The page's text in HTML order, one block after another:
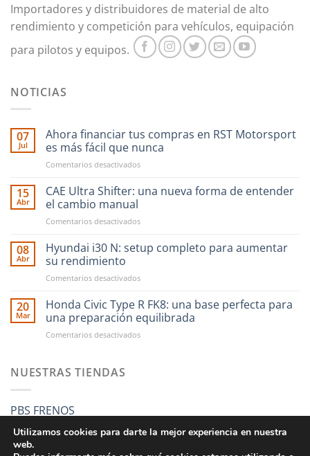
la
página
producto
la
página
de
producto
Importadores y distribuidores de material de alto
rendimiento y competición para vehículos, equipación
para pilotos y equipos.
NOTICIAS
07
Jul
Ahora financiar tus compras en RST Motorsport
es más fácil que nunca
Comentarios desactivadosen
financiar
en
Motorsport
fácil
nunca
15
Abr
CAE Ultra Shifter: una nueva forma de entender
el cambio manual
Comentarios desactivadosen
Ultra
Shifter:
nueva
de
entender
cambio
08
Abr
Hyundai i30 N: setup completo para aumentar
su rendimiento
Comentarios desactivadosen
i30
setup
completo
20
Mar
Honda Civic Type R FK8: una base perfecta para
una preparación equilibrada
Comentarios desactivadosen
base
perfecta
NUESTRAS TIENDAS
PBS FRENOS
Utilizamos cookies para darte la mejor experiencia en nuestra
web.